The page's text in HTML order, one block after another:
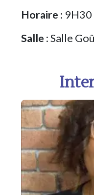
Horaire :
Salle : Salle